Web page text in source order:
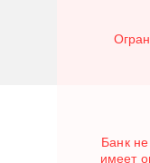
Банк
имеет